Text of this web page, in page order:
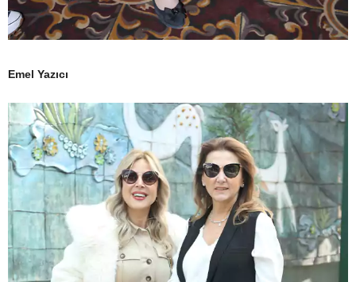
Emel Yazıcı